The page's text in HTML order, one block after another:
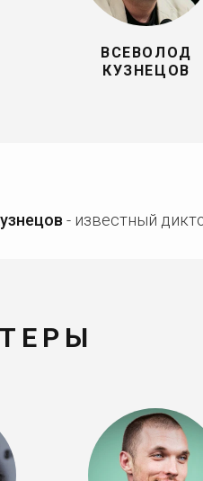
ВСЕВОЛОД
КУЗНЕЦОВ
- известный